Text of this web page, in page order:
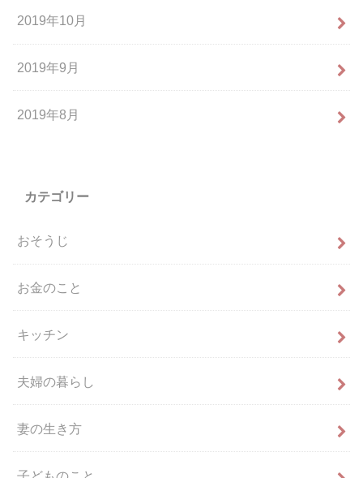
2019年10月
2019年9月
2019年8月
カテゴリー
おそうじ
お金のこと
キッチン
夫婦の暮らし
妻の生き方